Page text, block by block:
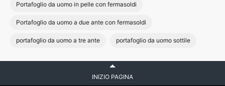
Portafoglio da uomo in pelle con fermasoldi
Portafoglio da uomo a due ante con fermasoldi
portafoglio da uomo a tre ante portafoglio da uomo sottile
INIZIO PAGINA